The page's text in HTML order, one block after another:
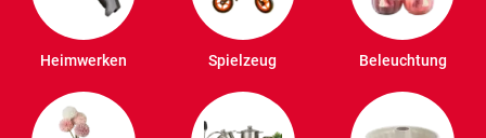
Heimwerken Spielzeug Beleuchtung